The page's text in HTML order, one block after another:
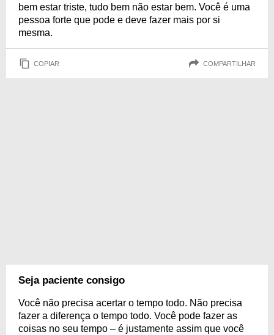
bem estar triste, tudo bem não estar bem. Você é uma
pessoa forte que pode e deve fazer mais por si
mesma.
COPIAR COMPARTILHAR
Seja paciente consigo
Você não precisa acertar o tempo todo. Não precisa
fazer a diferença o tempo todo. Você pode fazer as
coisas no seu tempo – é justamente assim que você